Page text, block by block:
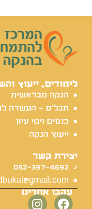
לימודים, ייעוץ
הנקה מבראשית
תכל'ס - העשרה
כנסים וימי עיון
ייעוץ הנקה
יצירת קשר
052-397-4692
עקבו אחרינו